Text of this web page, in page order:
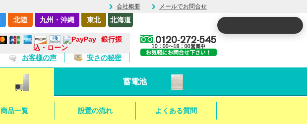
会社概要 メールでお問合せ
銀行振
込・ローン
お客様の声 安さの秘密
北陸 九州・沖縄 東北 北海道
0120-272-545
10：00～18：00営業中
お気軽にお問合せ下さい！
蓄電池
商品一覧 設置の流れ よくある質問